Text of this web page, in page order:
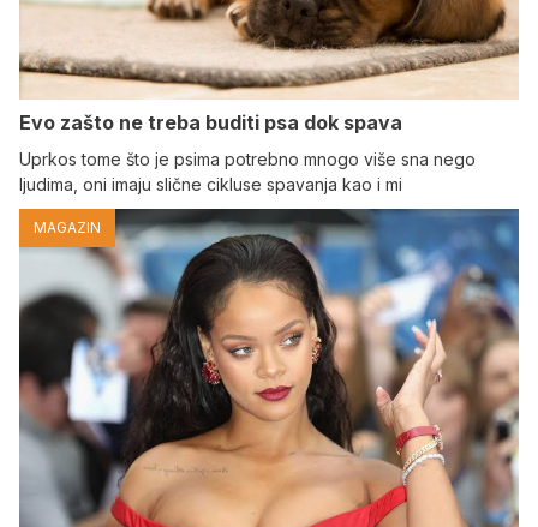
Evo zašto ne treba buditi psa dok spava
Uprkos tome što je psima potrebno mnogo više sna nego
ljudima, oni imaju slične cikluse spavanja kao i mi
MAGAZIN